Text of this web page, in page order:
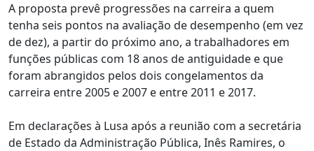
A proposta prevê progressões na carreira a quem
tenha seis pontos na avaliação de desempenho (em vez
de dez), a partir do próximo ano, a trabalhadores em
funções públicas com 18 anos de antiguidade e que
foram abrangidos pelos dois congelamentos da
carreira entre 2005 e 2007 e entre 2011 e 2017.
Em declarações à Lusa após a reunião com a secretária
de Estado da Administração Pública, Inês Ramires, o